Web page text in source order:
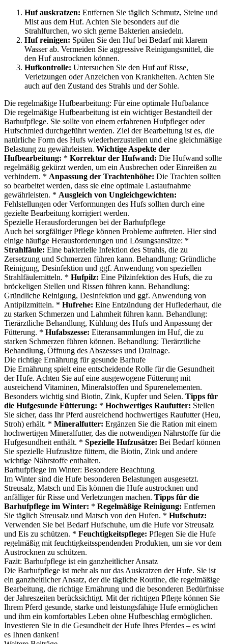
Huf auskratzen: Entfernen Sie täglich Schmutz, Steine und
Mist aus dem Huf. Achten Sie besonders auf die
Strahlfurchen, wo sich gerne Bakterien ansiedeln.
Huf reinigen: Spülen Sie den Huf bei Bedarf mit klarem
Wasser ab. Vermeiden Sie aggressive Reinigungsmittel, die
den Huf austrocknen können.
Hufkontrolle: Untersuchen Sie den Huf auf Risse,
Verletzungen oder Anzeichen von Krankheiten. Achten Sie
auch auf den Zustand des Strahls und der Sohle.
Die regelmäßige Hufbearbeitung: Für eine optimale Hufbalance
Die regelmäßige Hufbearbeitung ist ein wichtiger Bestandteil der
Barhufpflege. Sie sollte von einem erfahrenen Hufpfleger oder
Hufschmied durchgeführt werden. Ziel der Bearbeitung ist es, die
natürliche Form des Hufs wiederherzustellen und eine gleichmäßige
Belastung zu gewährleisten. Wichtige Aspekte der
Hufbearbeitung: * Korrektur der Hufwand: Die Hufwand sollte
regelmäßig gekürzt werden, um ein Ausbrechen oder Einreißen zu
verhindern. * Anpassung der Trachtenhöhe: Die Trachten sollten
so bearbeitet werden, dass sie eine optimale Lastaufnahme
gewährleisten. * Ausgleich von Ungleichgewichten:
Fehlstellungen oder Verformungen des Hufs sollten durch eine
gezielte Bearbeitung korrigiert werden.
Spezielle Herausforderungen bei der Barhufpflege
Auch bei sorgfältiger Pflege können Probleme auftreten. Hier sind
einige häufige Herausforderungen und Lösungsansätze: *
Strahlfäule: Eine bakterielle Infektion des Strahls, die zu
Zersetzung und Schmerzen führen kann. Behandlung: Gründliche
Reinigung, Desinfektion und ggf. Anwendung von speziellen
Strahlfäulemitteln. * Hufpilz: Eine Pilzinfektion des Hufs, die zu
bröckeligen Stellen und Rissen führen kann. Behandlung:
Gründliche Reinigung, Desinfektion und ggf. Anwendung von
Antipilzmitteln. * Hufrehe: Eine Entzündung der Huflederhaut, die
zu starken Schmerzen und Lahmheit führen kann. Behandlung:
Tierärztliche Behandlung, Kühlung des Hufs und Anpassung der
Fütterung. * Hufabszesse: Eiteransammlungen im Huf, die zu
starken Schmerzen führen können. Behandlung: Tierärztliche
Behandlung, Öffnung des Abszesses und Drainage.
Die richtige Ernährung für gesunde Barhufe
Die Ernährung spielt eine entscheidende Rolle für die Gesundheit
der Hufe. Achten Sie auf eine ausgewogene Fütterung mit
ausreichend Vitaminen, Mineralstoffen und Spurenelementen.
Besonders wichtig sind Biotin, Zink, Kupfer und Selen. Tipps für
die Hufgesunde Fütterung: * Hochwertiges Raufutter: Stellen
Sie sicher, dass Ihr Pferd ausreichend hochwertiges Raufutter (Heu,
Stroh) erhält. * Mineralfutter: Ergänzen Sie die Ration mit einem
hochwertigen Mineralfutter, das die notwendigen Nährstoffe für die
Hufgesundheit enthält. * Spezielle Hufzusätze: Bei Bedarf können
Sie spezielle Hufzusätze füttern, die Biotin, Zink und andere
wichtige Nährstoffe enthalten.
Barhufpflege im Winter: Besondere Beachtung
Im Winter sind die Hufe besonderen Belastungen ausgesetzt.
Streusalz, Matsch und Eis können die Hufe austrocknen und
anfälliger für Risse und Verletzungen machen. Tipps für die
Barhufpflege im Winter: * Regelmäßige Reinigung: Entfernen
Sie täglich Streusalz und Matsch von den Hufen. * Hufschutz:
Verwenden Sie bei Bedarf Hufschuhe, um die Hufe vor Streusalz
und Eis zu schützen. * Feuchtigkeitspflege: Pflegen Sie die Hufe
regelmäßig mit feuchtigkeitsspendenden Produkten, um sie vor dem
Austrocknen zu schützen.
Fazit: Barhufpflege ist ein ganzheitlicher Ansatz
Die Barhufpflege ist mehr als nur das Auskratzen der Hufe. Sie ist
ein ganzheitlicher Ansatz, der die tägliche Routine, die regelmäßige
Bearbeitung, die richtige Ernährung und die besonderen Bedürfnisse
der Jahreszeiten berücksichtigt. Mit der richtigen Pflege können Sie
Ihrem Pferd gesunde, starke und leistungsfähige Hufe ermöglichen
und ihm ein komfortables Leben ohne Hufbeschlag ermöglichen.
Investieren Sie in die Gesundheit der Hufe Ihres Pferdes – es wird
es Ihnen danken!